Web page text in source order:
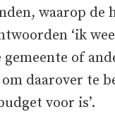
waarop de
‘ik
gemeente of
daarover te
voor is’.